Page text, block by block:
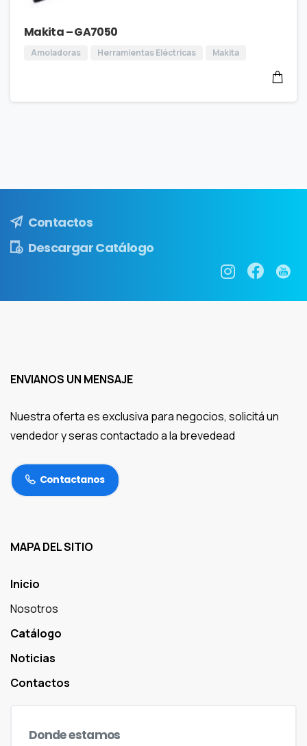
Makita – GA7050
Amoladoras Herramientas Eléctricas Makita
Contactos
Descargar Catálogo
ENVIANOS UN MENSAJE
Nuestra oferta es exclusiva para negocios, solicitá un
vendedor y seras contactado a la brevedead
Contactanos
MAPA DEL SITIO
Inicio
Nosotros
Catálogo
Noticias
Contactos
Dondeestamos